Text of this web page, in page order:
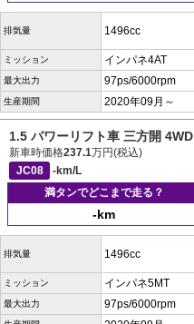
排気量 1496cc
ミッション インパネ4AT
最大出力 97ps/6000rpm
生産期間 2020年09月～
1.5 パワーリフト車 三方開 4WD
新車時価格237.1万円(税込)
JC08
-km/L
満タンでどこまで走る？
-km
排気量 1496cc
ミッション インパネ5MT
最大出力 97ps/6000rpm